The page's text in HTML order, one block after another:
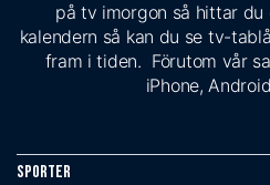
på tv imorgon så hittar du
kalendern så kan du se tv-
fram i tiden. Förutom vår
iPhone,
Sporter